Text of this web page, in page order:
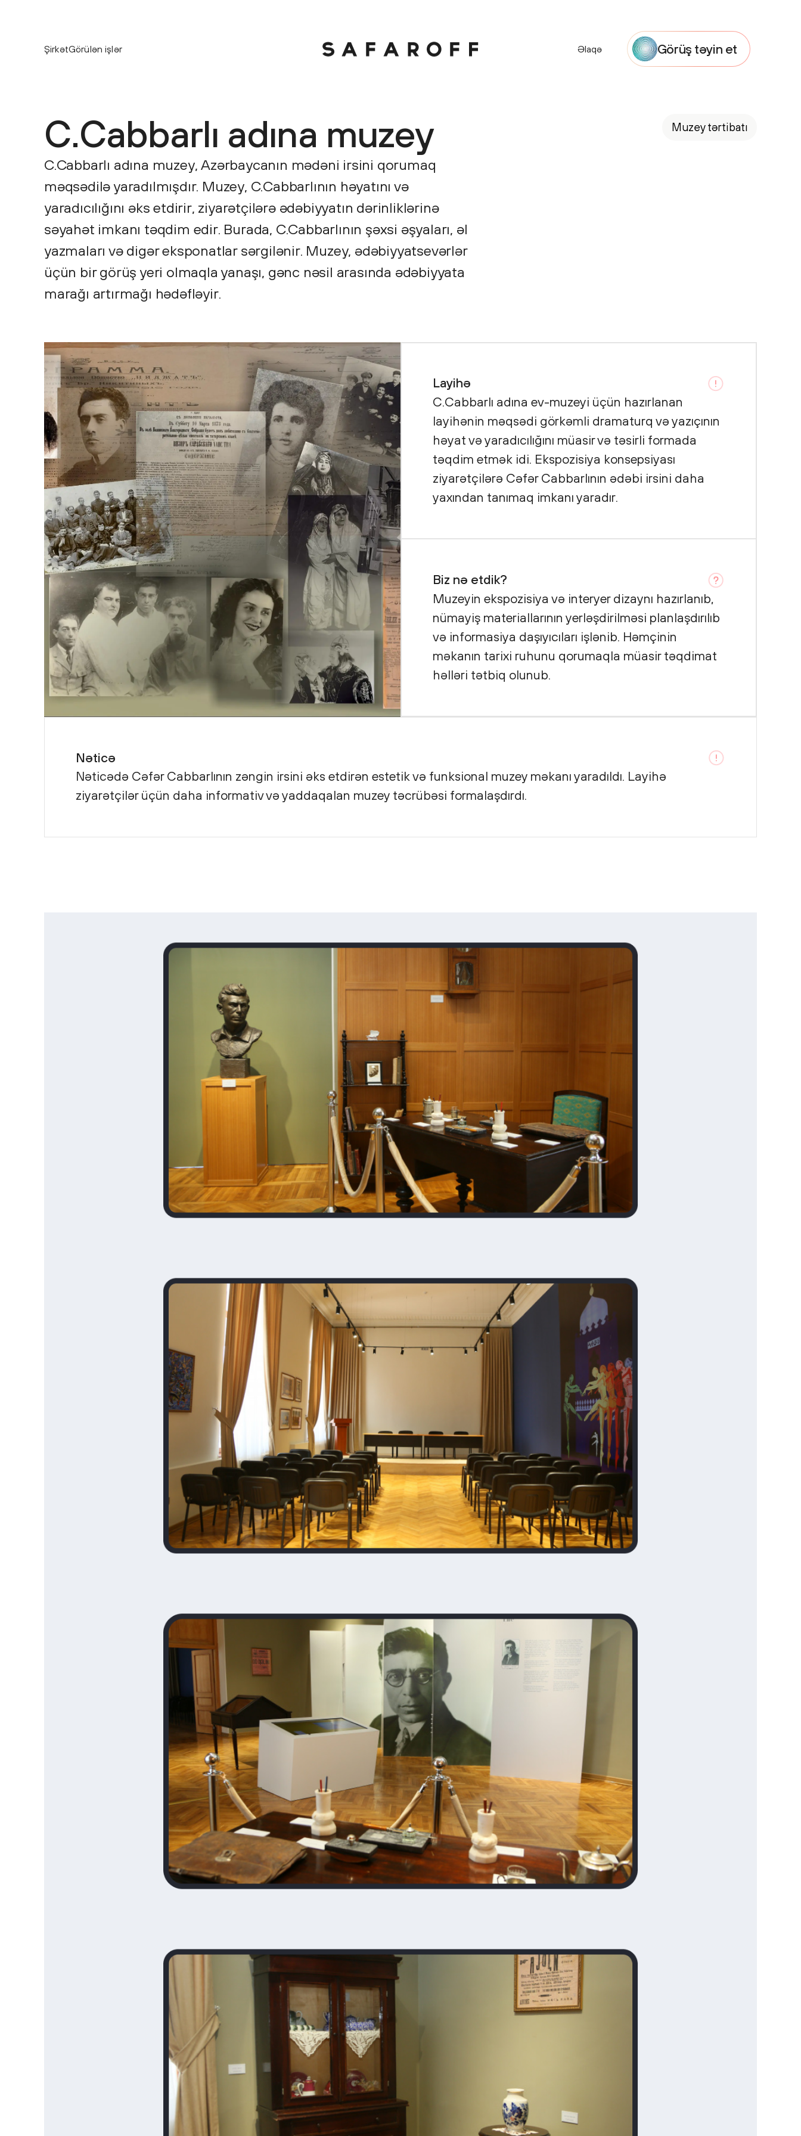
ŞirkətGörülən işlər Əlaqə Görüş təyin et
C.Cabbarlı adına muzey
C.Cabbarlı adına muzey, Azərbaycanın mədəni irsini qorumaq
məqsədilə yaradılmışdır. Muzey, C.Cabbarlının həyatını və
yaradıcılığını əks etdirir, ziyarətçilərə ədəbiyyatın dərinliklərinə
səyahət imkanı təqdim edir. Burada, C.Cabbarlının şəxsi əşyaları, əl
yazmaları və digər eksponatlar sərgilənir. Muzey, ədəbiyyatsevərlər
üçün bir görüş yeri olmaqla yanaşı, gənc nəsil arasında ədəbiyyata
marağı artırmağı hədəfləyir.
Muzey tərtibatı
Layihə
C.Cabbarlı adına ev-muzeyi üçün hazırlanan
layihənin məqsədi görkəmli dramaturq və yazıçının
həyat və yaradıcılığını müasir və təsirli formada
təqdim etmək idi. Ekspozisiya konsepsiyası
ziyarətçilərə Cəfər Cabbarlının ədəbi irsini daha
yaxından tanımaq imkanı yaradır.
Biz nə etdik?
Muzeyin ekspozisiya və interyer dizaynı hazırlanıb,
nümayiş materiallarının yerləşdirilməsi planlaşdırılıb
və informasiya daşıyıcıları işlənib. Həmçinin
məkanın tarixi ruhunu qorumaqla müasir təqdimat
həlləri tətbiq olunub.
Nəticə
Nəticədə Cəfər Cabbarlının zəngin irsini əks etdirən estetik və funksional muzey məkanı yaradıldı. Layihə
ziyarətçilər üçün daha informativ və yaddaqalan muzey təcrübəsi formalaşdırdı.